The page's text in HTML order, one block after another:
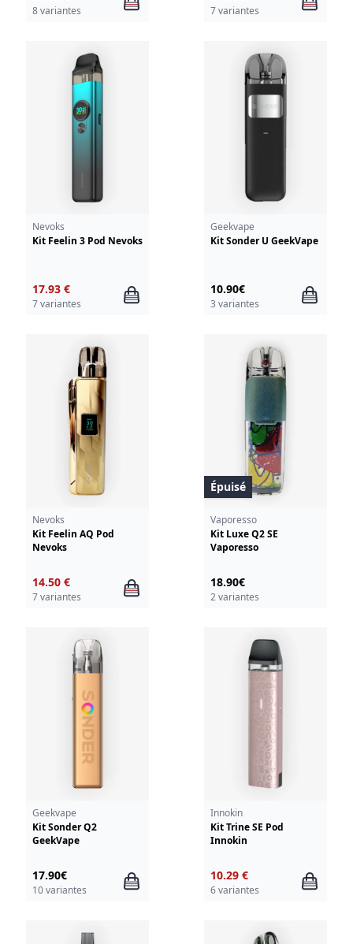
8 variantes 7 variantes
Nevoks
Kit Feelin 3 Pod Nevoks
17.93 €
7 variantes
Geekvape
Kit Sonder U GeekVape
10.90€
3 variantes
Nevoks
Kit Feelin AQ Pod
Nevoks
14.50 €
7 variantes
Épuisé
Vaporesso
Kit Luxe Q2 SE
Vaporesso
18.90€
2 variantes
Geekvape
Kit Sonder Q2
GeekVape
17.90€
10 variantes
Innokin
Kit Trine SE Pod
Innokin
10.29 €
6 variantes